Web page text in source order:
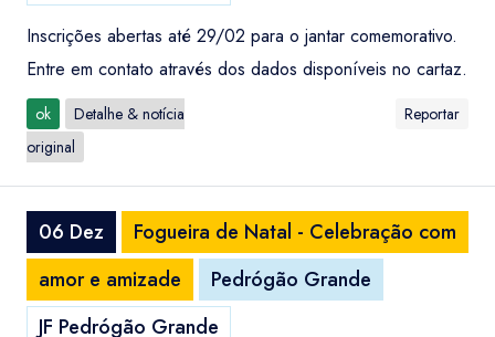
Inscrições abertas até 29/02 para o jantar comemorativo.
Entre em contato através dos dados disponíveis no cartaz.
ok
Detalhe & notícia
original
Reportar
06 Dez
Fogueira de Natal - Celebração com
amor e amizade
Pedrógão Grande
JF Pedrógão Grande